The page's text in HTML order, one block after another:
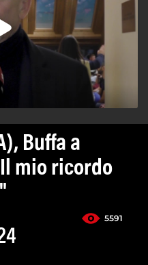
Buffa a
mio ricordo
5591